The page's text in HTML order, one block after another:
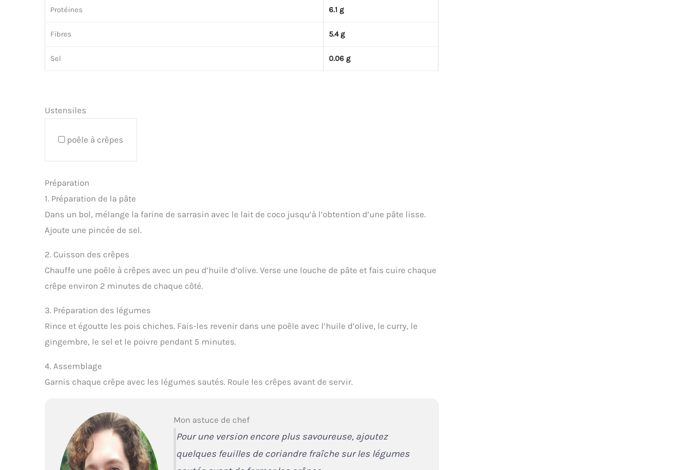
Protéines 6.1 g
Fibres 5.4 g
Sel 0.06 g
Ustensiles
poêle à crêpes
Préparation
1. Préparation de la pâte
Dans un bol, mélange la farine de sarrasin avec le lait de coco jusqu’à l’obtention d’une pâte lisse.
Ajoute une pincée de sel.
2. Cuisson des crêpes
Chauffe une poêle à crêpes avec un peu d’huile d’olive. Verse une louche de pâte et fais cuire chaque
crêpe environ 2 minutes de chaque côté.
3. Préparation des légumes
Rince et égoutte les pois chiches. Fais-les revenir dans une poêle avec l’huile d’olive, le curry, le
gingembre, le sel et le poivre pendant 5 minutes.
4. Assemblage
Garnis chaque crêpe avec les légumes sautés. Roule les crêpes avant de servir.
Mon astuce de chef
Pour une version encore plus savoureuse, ajoutez
quelques feuilles de coriandre fraîche sur les légumes